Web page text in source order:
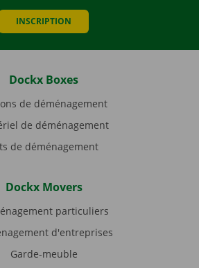
INSCRIPTION
Dockx Boxes
de déménagement
de déménagement
de déménagement
Dockx Movers
particuliers
d'entreprises
Garde-meuble